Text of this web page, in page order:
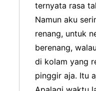
ternyata rasa
Namun aku
renang, untuk
berenang,
di kolam yang
pinggir aja. Itu